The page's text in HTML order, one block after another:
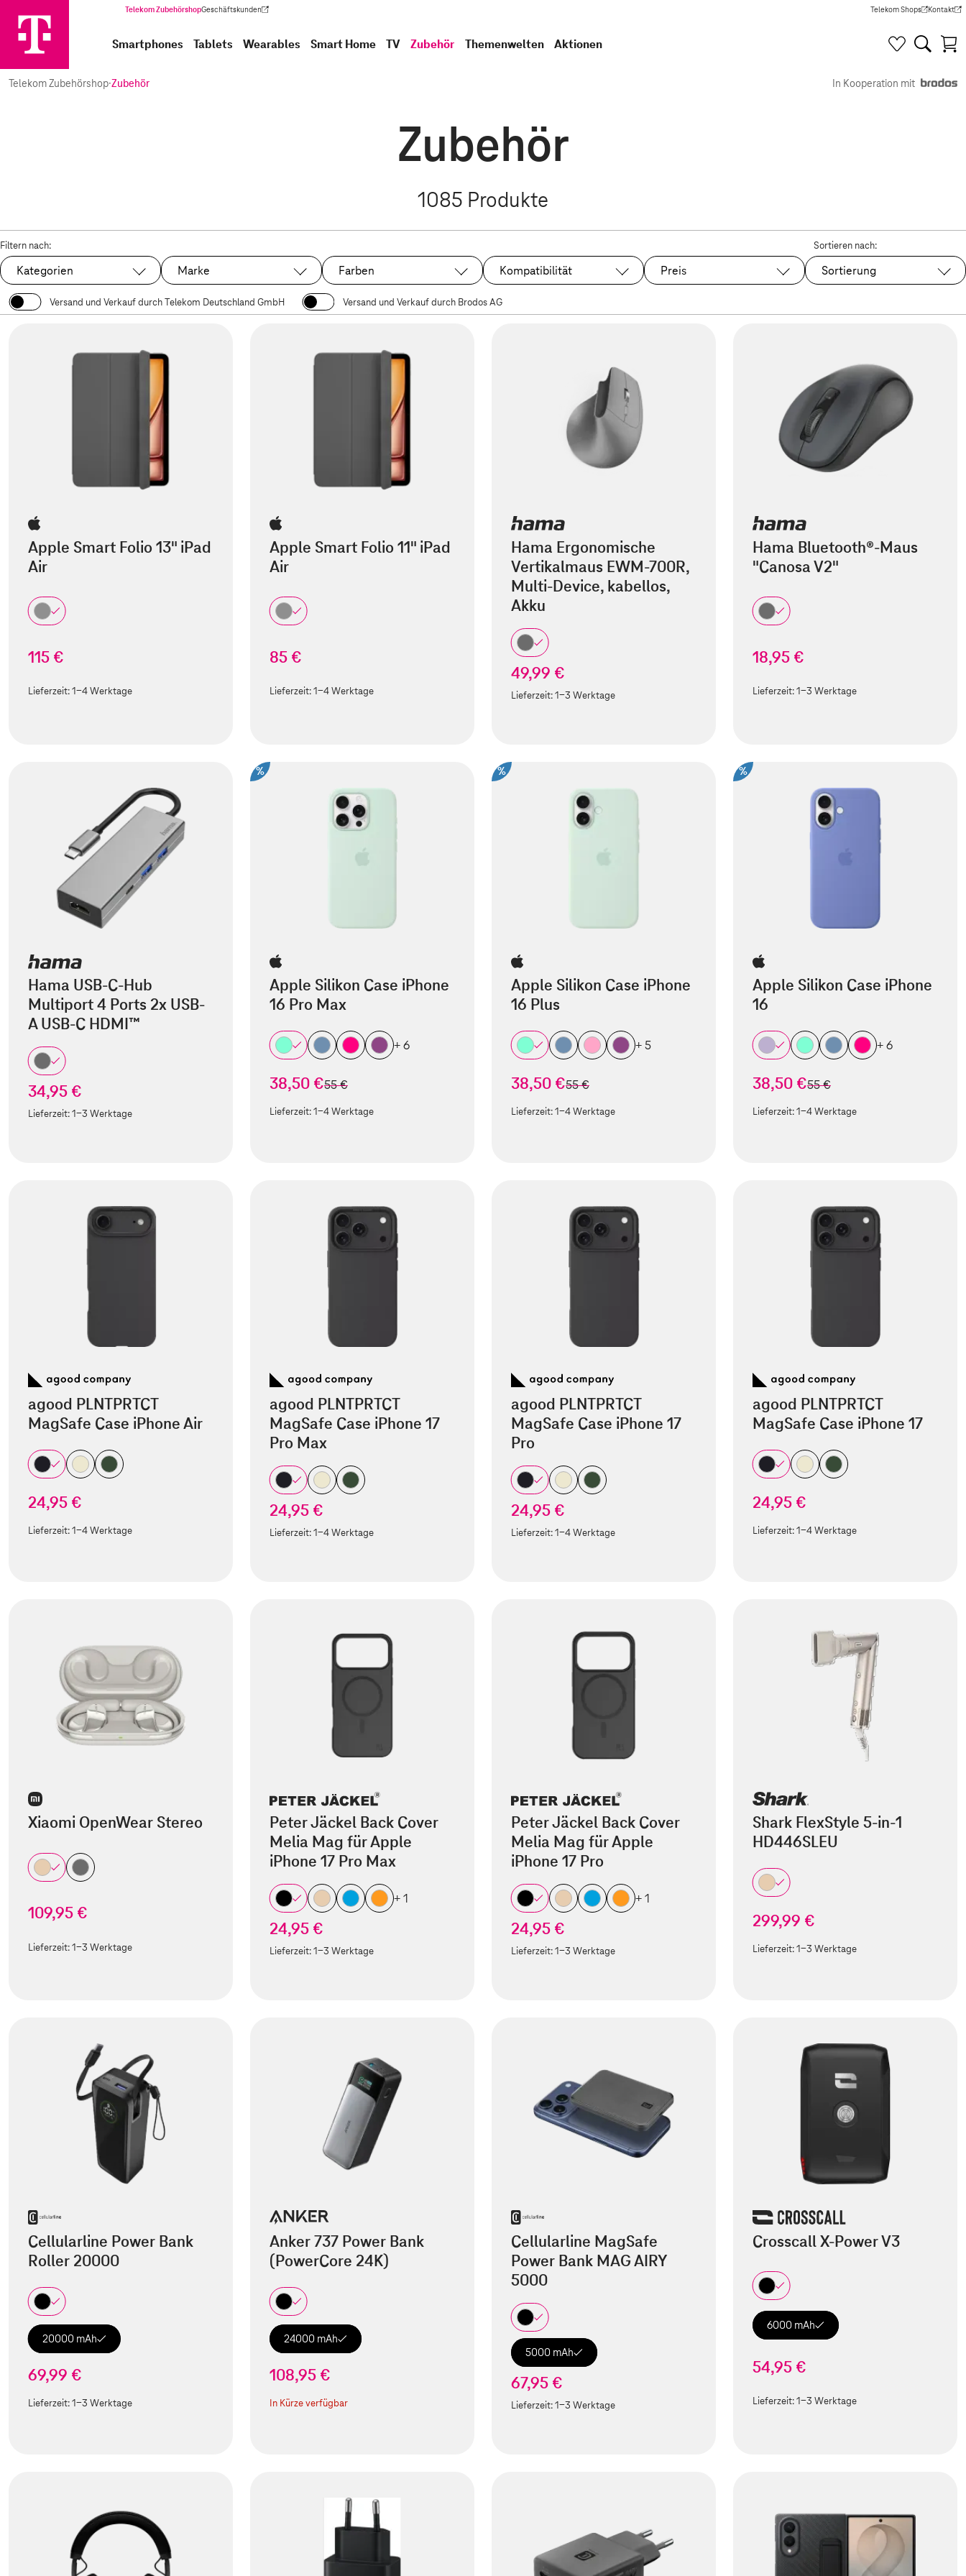
Telekom ZubehörshopGeschäftskunden
(Wird in einem neuen Tab geöffnet) Telekom Shops
(Wird in einem neuen Tab
Kontakt
(Wird in
Smartphones Tablets Wearables Smart Home TV Zubehör Themenwelten Aktionen
Telekom Zubehörshop·Zubehör In Kooperation mit
Zubehör
1085 Produkte
Filtern nach:
Kategorien Marke Farben Kompatibilität Preis
Sortieren nach:
Sortierung
Versand und Verkauf durch Telekom Deutschland GmbH Versand und Verkauf durch Brodos AG
Apple Smart Folio 13" iPad
Air
115 €
Lieferzeit:1-4 Werktage
Apple Smart Folio 11" iPad
Air
85 €
Lieferzeit:1-4 Werktage
Hama Ergonomische
Vertikalmaus EWM-700R,
Multi-Device, kabellos,
Akku
49,99 €
Lieferzeit:1-3 Werktage
Hama Bluetooth®-Maus
"Canosa V2"
18,95 €
Lieferzeit:1-3 Werktage
Hama USB-C-Hub
Multiport 4 Ports 2x USB-
A USB-C HDMI™
34,95 €
Lieferzeit:1-3 Werktage
%
Apple Silikon Case iPhone
16 Pro Max
+ 6
38,50 €statt
55 €
Lieferzeit:1-4 Werktage
%
Apple Silikon Case iPhone
16 Plus
+ 5
38,50 €statt
55 €
Lieferzeit:1-4 Werktage
%
Apple Silikon Case iPhone
16
+ 6
38,50 €statt
55 €
Lieferzeit:1-4 Werktage
agood PLNTPRTCT
MagSafe Case iPhone Air
24,95 €
Lieferzeit:1-4 Werktage
agood PLNTPRTCT
MagSafe Case iPhone 17
Pro Max
24,95 €
Lieferzeit:1-4 Werktage
agood PLNTPRTCT
MagSafe Case iPhone 17
Pro
24,95 €
Lieferzeit:1-4 Werktage
agood PLNTPRTCT
MagSafe Case iPhone 17
24,95 €
Lieferzeit:1-4 Werktage
Xiaomi OpenWear Stereo
109,95 €
Lieferzeit:1-3 Werktage
Peter Jäckel Back Cover
Melia Mag für Apple
iPhone 17 Pro Max
+ 1
24,95 €
Lieferzeit:1-3 Werktage
Peter Jäckel Back Cover
Melia Mag für Apple
iPhone 17 Pro
+ 1
24,95 €
Lieferzeit:1-3 Werktage
Shark FlexStyle 5-in-1
HD446SLEU
299,99 €
Lieferzeit:1-3 Werktage
Cellularline Power Bank
Roller 20000
20000 mAh
69,99 €
Lieferzeit:1-3 Werktage
Anker 737 Power Bank
(PowerCore 24K)
24000 mAh
108,95 €
In Kürze verfügbar
Cellularline MagSafe
Power Bank MAG AIRY
5000
5000 mAh
67,95 €
Lieferzeit:1-3 Werktage
Crosscall X-Power V3
6000 mAh
54,95 €
Lieferzeit:1-3 Werktage